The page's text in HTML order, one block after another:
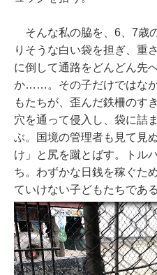
そんな私の脇を、6、7歳
りそうな白い袋を担ぎ、重
に倒して通路をどんどん先
か……。その子だけではな
もたちが、歪んだ鉄柵のす
穴を通って侵入し、袋に詰
ぶ。国境の管理者も見て見
け」と尻を蹴とばす。トル
ち。わずかな日銭を稼ぐた
ていけない子どもたちである